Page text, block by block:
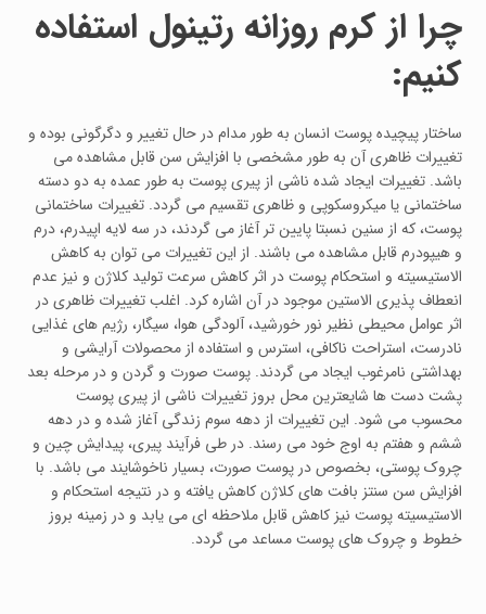
چرا از کرم روزانه رتینول استفاده
کنیم:
ساختار پیچیده پوست انسان به طور مدام در حال تغییر و دگرگونی بوده و
تغییرات ظاهری آن به طور مشخصی با افزایش سن قابل مشاهده می
باشد. تغییرات ایجاد شده ناشی از پیری پوست به طور عمده به دو دسته
ساختمانی یا میکروسکوپی و ظاهری تقسیم می گردد. تغییرات ساختمانی
پوست، که از سنین نسبتا پایین تر آغاز می گردند، در سه لایه اپیدرم، درم
و هیپودرم قابل مشاهده می باشند. از این تغییرات می توان به کاهش
الاستیسیته و استحکام پوست در اثر کاهش سرعت تولید کلاژن و نیز عدم
انعطاف پذیری الاستین موجود در آن اشاره کرد. اغلب تغییرات ظاهری در
اثر عوامل محیطی نظیر نور خورشید، آلودگی هوا، سیگار، رژیم های غذایی
نادرست، استراحت ناکافی، استرس و استفاده از محصولات آرایشی و
بهداشتی نامرغوب ایجاد می گردند. پوست صورت و گردن و در مرحله بعد
پشت دست ها شایعترین محل بروز تغییرات ناشی از پیری پوست
محسوب می شود. این تغییرات از دهه سوم زندگی آغاز شده و در دهه
ششم و هفتم به اوج خود می رسند. در طی فرآیند پیری، پیدایش چین و
چروک پوستی، بخصوص در پوست صورت، بسیار ناخوشایند می باشد. با
افزایش سن سنتز بافت های کلاژن کاهش یافته و در نتیجه استحکام و
الاستیسیته پوست نیز کاهش قابل ملاحظه ای می یابد و در زمینه بروز
خطوط و چروک های پوست مساعد می گردد.